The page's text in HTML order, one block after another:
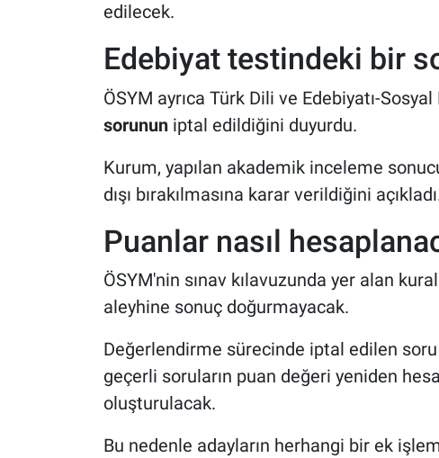
edilecek.
Edebiyat testindeki bir
ÖSYM ayrıca Türk Dili ve Edebiyatı-
sorununiptal edildiğini duyurdu.
Kurum, yapılan akademik inceleme
dışı bırakılmasına karar verildiğini
Puanlar nasıl
ÖSYM'nin sınav kılavuzunda yer alan
aleyhine sonuç doğurmayacak.
Değerlendirme sürecinde iptal edilen soru
geçerli soruların puan değeri yeniden
oluşturulacak.
Bu nedenle adayların herhangi bir ek